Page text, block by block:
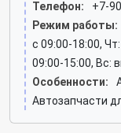
Телефон:
+7-
Режим работы:
c 09:00-18:00,
09:00-15:00, Вс:
Особенности:
Автозапчасти